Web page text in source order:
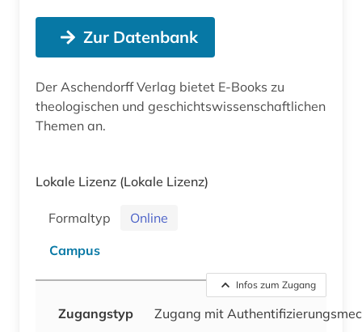
Zur Datenbank
Der Aschendorff Verlag bietet E-Books zu
theologischen und geschichtswissenschaftlichen
Themen an.
Lokale Lizenz (Lokale Lizenz)
Formaltyp
Online
Campus
Infos zum Zugang
Zugangstyp
Zugang mit